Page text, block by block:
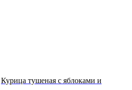
Курица тушеная с яблоками и